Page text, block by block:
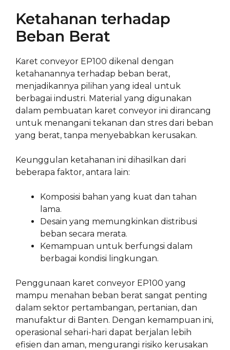
Ketahanan terhadap
Beban Berat
Karet conveyor EP100 dikenal dengan
ketahanannya terhadap beban berat,
menjadikannya pilihan yang ideal untuk
berbagai industri. Material yang digunakan
dalam pembuatan karet conveyor ini dirancang
untuk menangani tekanan dan stres dari beban
yang berat, tanpa menyebabkan kerusakan.
Keunggulan ketahanan ini dihasilkan dari
beberapa faktor, antara lain:
Komposisi bahan yang kuat dan tahan
lama.
Desain yang memungkinkan distribusi
beban secara merata.
Kemampuan untuk berfungsi dalam
berbagai kondisi lingkungan.
Penggunaan karet conveyor EP100 yang
mampu menahan beban berat sangat penting
dalam sektor pertambangan, pertanian, dan
manufaktur di Banten. Dengan kemampuan ini,
operasional sehari-hari dapat berjalan lebih
efisien dan aman, mengurangi risiko kerusakan